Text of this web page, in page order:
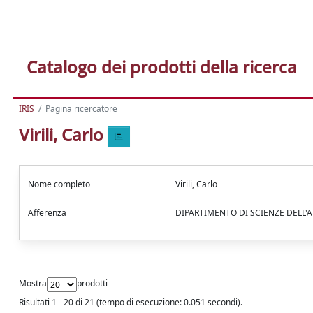
Catalogo dei prodotti della ricerca
IRIS Pagina ricercatore
Virili, Carlo
Nome completo Virili, Carlo
Afferenza DIPARTIMENTO DI SCIENZE
Mostra
prodotti
Risultati 1 - 20 di 21 (tempo di esecuzione: 0.051 secondi).